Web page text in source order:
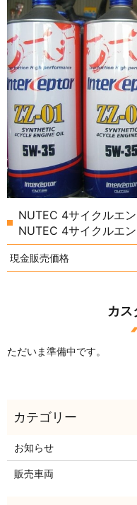
NUTEC 4サイクルエ
NUTEC 4サイクルエ
現金販売価格
カス
ただいま準備中です。
お知らせ
販売車両